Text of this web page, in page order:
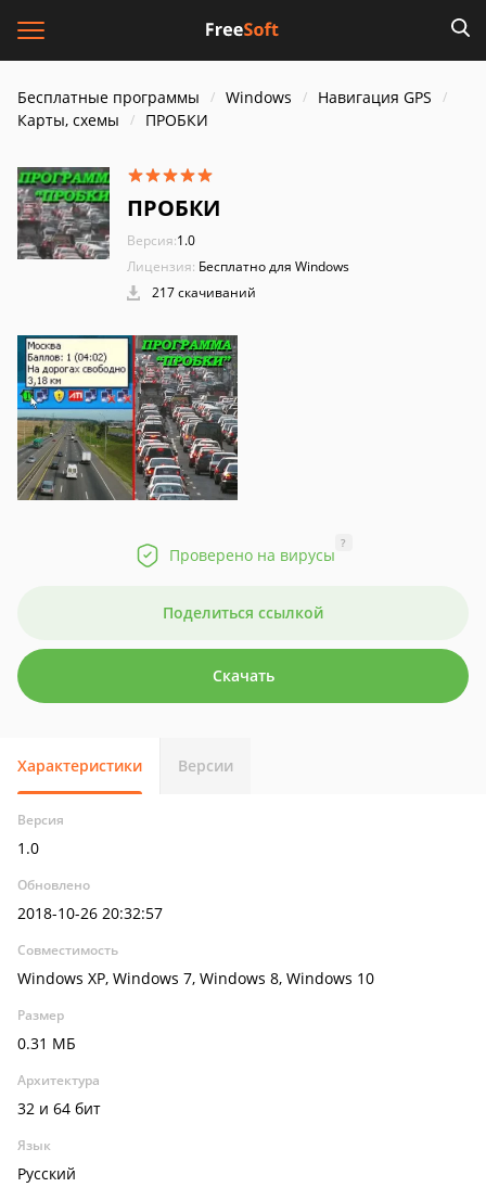
Бесплатные программы Windows
Навигация GPS
Карты, схемы
ПРОБКИ
ПРОБКИ
Версия:1.0
Лицензия: Бесплатно для Windows
217 скачиваний
Проверено на вирусы
?
Поделиться ссылкой
Скачать
Характеристики Версии
Версия
1.0
Обновлено
2018-10-26 20:32:57
Совместимость
Windows XP, Windows 7, Windows 8, Windows 10
Размер
0.31 МБ
Архитектура
32 и 64 бит
Язык
Русский